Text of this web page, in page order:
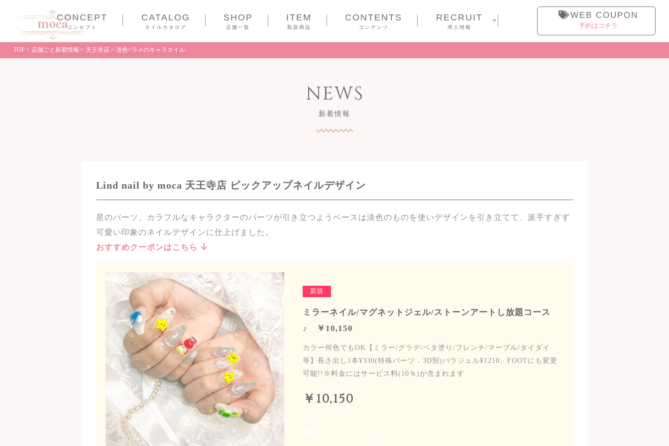
COUPON
CONCEPT
コンセプト
CATALOG
ネイルカタログ
SHOP
店舗一覧
ITEM
取扱商品
CONTENTS
コンテンツ
RECRUIT
求人情報
WEB COUPON
予約はコチラ
TOP > 店舗ごと新着情報 > 天王寺店> 淡色×ラメのキャラネイル
NEWS
新着情報
Lind nail by moca 天王寺店 ピックアップネイルデザイン
星のパーツ、カラフルなキャラクターのパーツが引き立つようベースは淡色のものを使いデザインを引き立てて、派手すぎず
可愛い印象のネイルデザインに仕上げました。
おすすめクーポンはこちら
新規
ミラーネイル/マグネットジェル/ストーンアートし放題コース
♪ ￥10,150
カラー何色でもOK【ミラー/グラデ/ベタ塗り/フレンチ/マーブル/タイダイ
等】長さ出し1本¥330(特殊パーツ．3D別)パラジェル¥1210、FOOTにも変更
可能!!※料金にはサービス料(10％)が含まれます
￥10,150